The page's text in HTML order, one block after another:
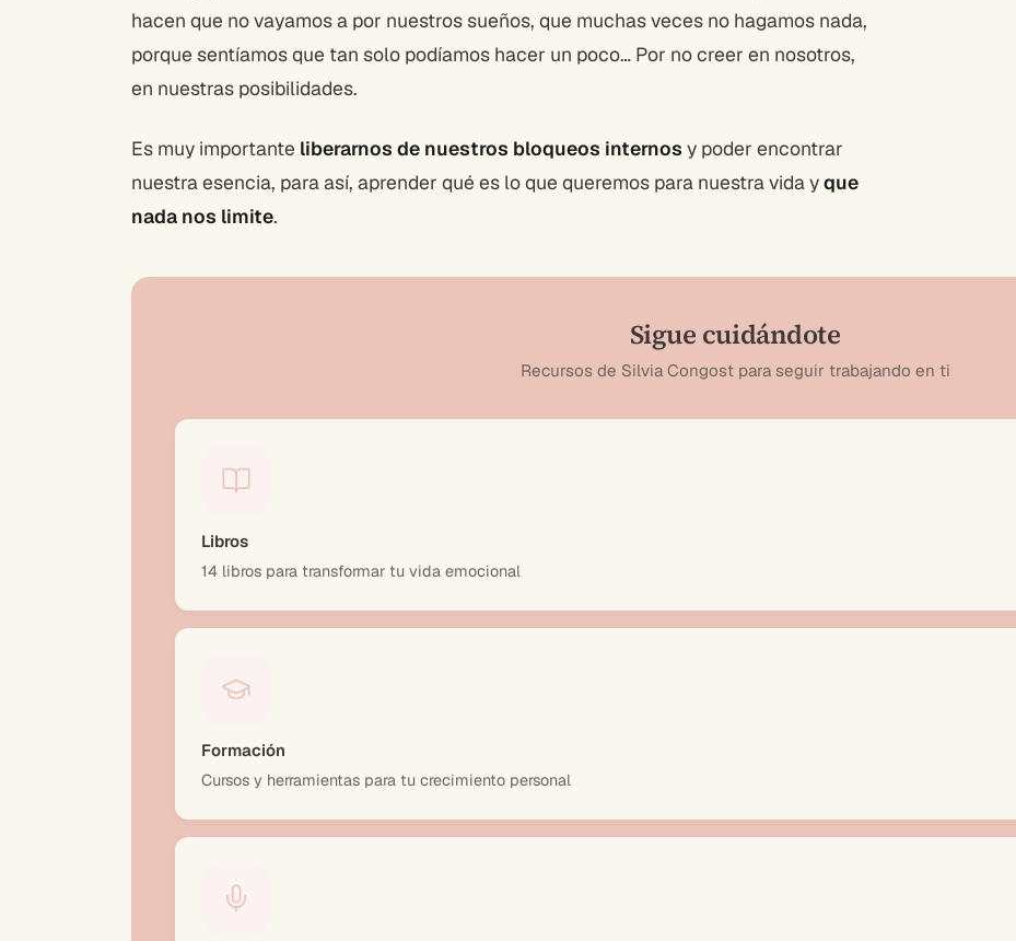
hacen que no vayamos a por nuestros sueños, que muchas veces no hagamos nada,
porque sentíamos que tan solo podíamos hacer un poco… Por no creer en nosotros,
en nuestras posibilidades.
Es muy importante liberarnos de nuestros bloqueos internos y poder encontrar
nuestra esencia, para así, aprender qué es lo que queremos para nuestra vida yque
nada nos limite.
Sigue cuidándote
Recursos de Silvia Congost para seguir trabajando en ti
Libros
14 libros para transformar tu vida emocional
Formación
Cursos y herramientas para tu crecimiento personal